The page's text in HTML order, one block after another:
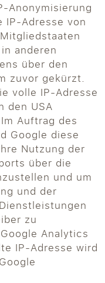
Anonymisierung
IP-Adresse von
anderen
über den
zuvor gekürzt.
volle IP-Adresse
den USA
Auftrag des
Google diese
Nutzung der
über die
und um
und der
zu
Analytics
IP-Adresse wird